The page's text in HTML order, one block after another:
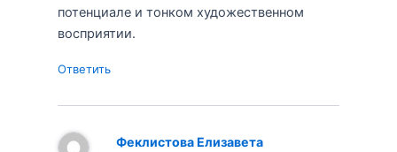
потенциале и тонком художественном
восприятии.
Ответить
Феклистова Елизавета